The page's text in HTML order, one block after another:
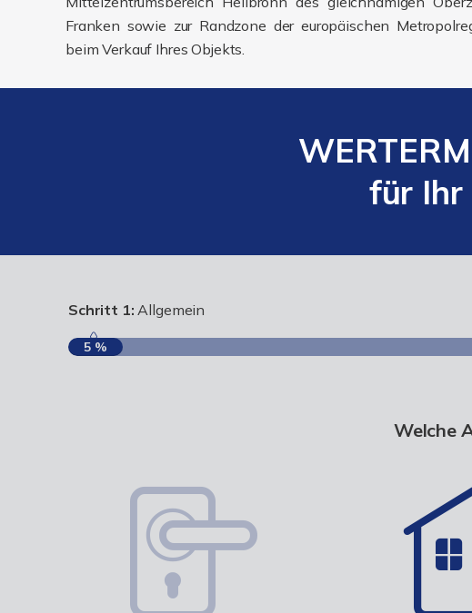
Franken sowie zur Randzone der europäischen
beim Verkauf Ihres Objekts.
für Ihr
Schritt 1: Allgemein
5 %
Welche